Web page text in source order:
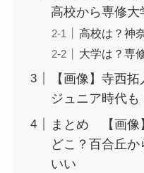
高校から専修大
高校は？神
大学は？専
【画像】寺西
ジュニア時代も
まとめ 【画像
どこ？百合丘
いい